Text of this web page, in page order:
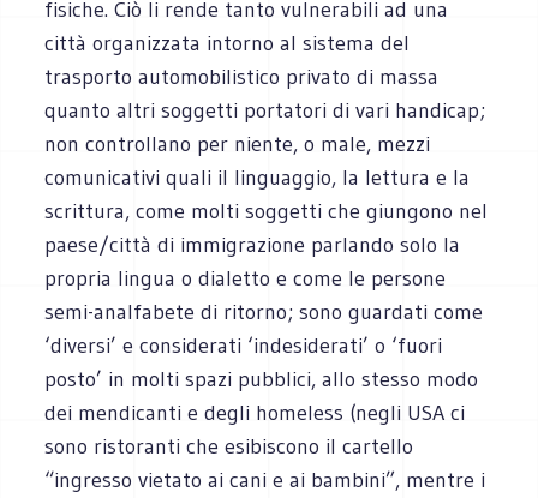
fisiche. Ciò li rende tanto vulnerabili ad una
città organizzata intorno al sistema del
trasporto automobilistico privato di massa
quanto altri soggetti portatori di vari handicap;
non controllano per niente, o male, mezzi
comunicativi quali il linguaggio, la lettura e la
scrittura, come molti soggetti che giungono nel
paese/città di immigrazione parlando solo la
propria lingua o dialetto e come le persone
semi-analfabete di ritorno; sono guardati come
‘diversi’ e considerati ‘indesiderati’ o ‘fuori
posto’ in molti spazi pubblici, allo stesso modo
dei mendicanti e degli homeless (negli USA ci
sono ristoranti che esibiscono il cartello
“ingresso vietato ai cani e ai bambini”, mentre i